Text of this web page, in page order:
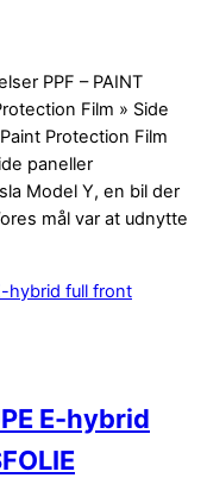
PPF – PAINT
Film » Side
Protection Film
paneller
Model Y, en bil der
mål var at udnytte
E-hybrid